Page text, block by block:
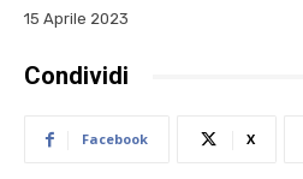
15 Aprile 2023
Condividi
Facebook X